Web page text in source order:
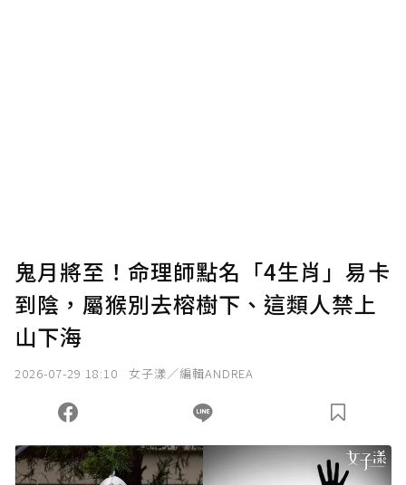
確認送出
您當前剩餘 U 利點數：0點；前往 購買點數
鬼月將至！命理師點名「4生肖」易卡
到陰，屬猴別去榕樹下、這類人禁上
山下海
2026-07-29 18:10 女子漾／編輯ANDREA